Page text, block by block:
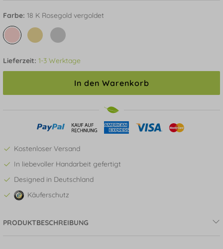
Farbe: 18 K Rosegold vergoldet
Lieferzeit: 1-3 Werktage
In den Warenkorb
Kostenloser Versand
In liebevoller Handarbeit gefertigt
Designed in Deutschland
Käuferschutz
PRODUKTBESCHREIBUNG